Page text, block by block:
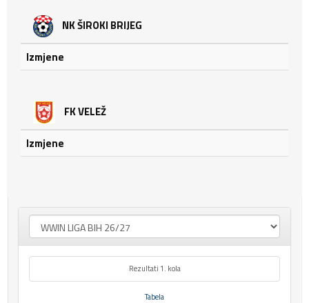
NK ŠIROKI BRIJEG
Izmjene
FK VELEŽ
Izmjene
Rezultati 1. kola
Tabela